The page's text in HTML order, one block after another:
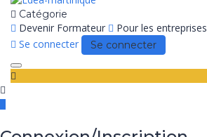
Catégorie
Devenir Formateur
Pour les entreprises
Se connecter
Se connecter
Toggle
navigation